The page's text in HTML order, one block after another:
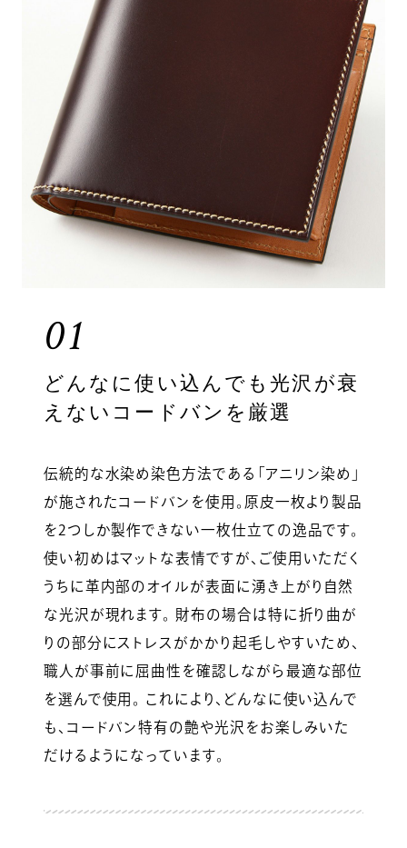
01
どんなに使い込んでも光沢が衰
えないコードバンを厳選
伝統的な水染め染色方法である「アニリン染め」
が施されたコードバンを使用。原皮一枚より製品
を2つしか製作できない一枚仕立ての逸品です。
使い初めはマットな表情ですが、ご使用いただく
うちに革内部のオイルが表面に湧き上がり自然
な光沢が現れます。 財布の場合は特に折り曲が
りの部分にストレスがかかり起毛しやすいため、
職人が事前に屈曲性を確認しながら最適な部位
を選んで使用。 これにより、どんなに使い込んで
も、コードバン特有の艶や光沢をお楽しみいた
だけるようになっています。